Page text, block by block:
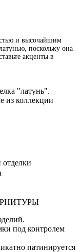
и высочайшим
поскольку она
акценты в
"латунь".
из коллекции
под контролем
патинируется